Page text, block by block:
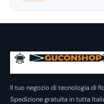
Il tuo negozio di tecnologia di
Spedizione gratuita in tutta